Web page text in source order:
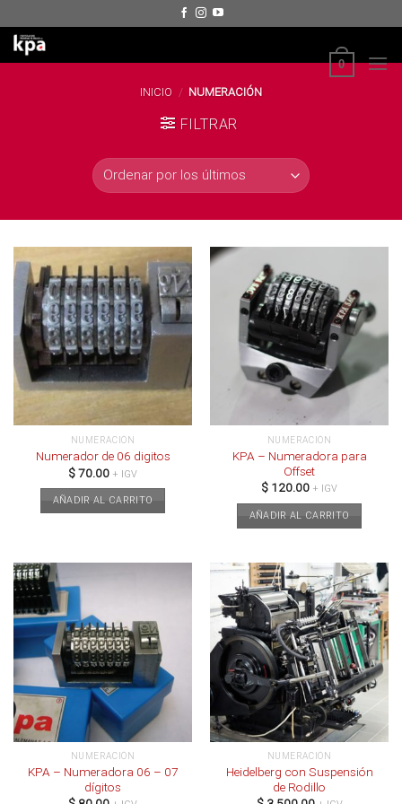
to
content
0
INICIO / NUMERACIÓN
FILTRAR
NUMERACIÓN
Numerador de 06 digitos
$70.00 + IGV
AÑADIR AL CARRITO
NUMERACIÓN
KPA – Numeradora para
Offset
$ 120.00 + IGV
AÑADIR AL CARRITO
NUMERACIÓN
KPA – Numeradora 06 – 07
dígitos
NUMERACIÓN
Heidelberg con Suspensión
de Rodillo